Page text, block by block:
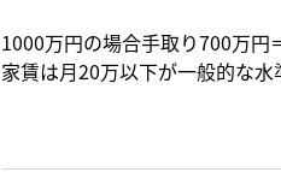
1000万円の場合手取り700万円
家賃は月20万以下が一般的な水